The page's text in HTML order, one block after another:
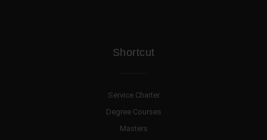
Shortcut
Service Charter
Degree Courses
Masters